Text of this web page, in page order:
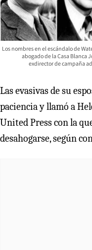
Los nombres en el escándalo de
abogado de la Casa Blanca
exdirector de campaña
Las evasivas de su
paciencia y llamó a
United Press con la
desahogarse, según